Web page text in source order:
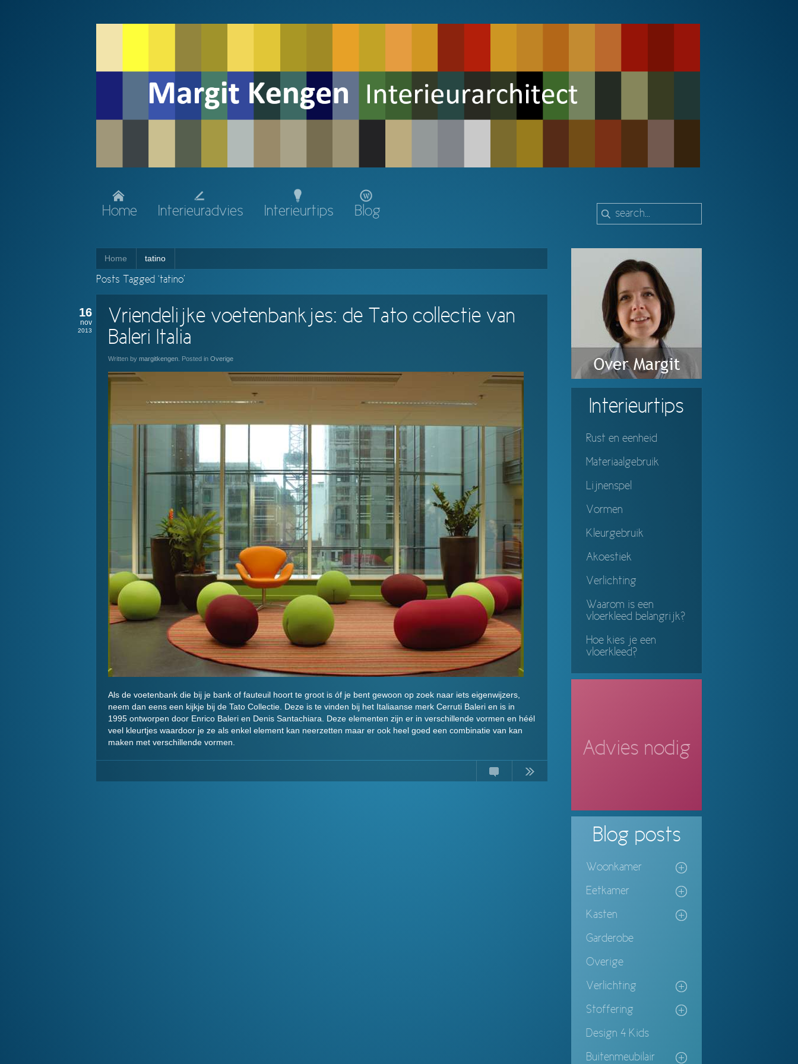
Home Interieuradvies Interieurtips Blog
Home tatino
Posts Tagged ‘tatino’
16
nov
2013
Vriendelijke voetenbankjes: de Tato collectie van
Baleri Italia
Written by margitkengen . Posted in Overige
Als de voetenbank die bij je bank of fauteuil hoort te groot is óf je bent gewoon op zoek naar iets eigenwijzers,
neem dan eens een kijkje bij de Tato Collectie. Deze is te vinden bij het Italiaanse merk Cerruti Baleri en is in
1995 ontworpen door Enrico Baleri en Denis Santachiara. Deze elementen zijn er in verschillende vormen en héél
veel kleurtjes waardoor je ze als enkel element kan neerzetten maar er ook heel goed een combinatie van kan
maken met verschillende vormen.
Interieurtips
Rust en eenheid
Materiaalgebruik
Lijnenspel
Vormen
Kleurgebruik
Akoestiek
Verlichting
Waarom is een
vloerkleed belangrijk?
Hoe kies je een
vloerkleed?
Advies nodig
Blog posts
Woonkamer
Eetkamer
Kasten
Garderobe
Overige
Verlichting
Stoffering
Design 4 Kids
Buitenmeubilair